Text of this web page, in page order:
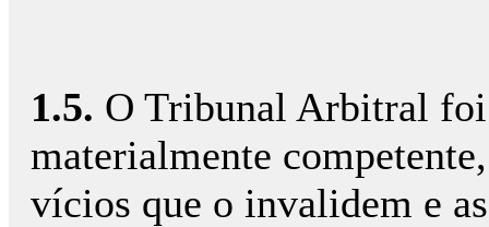
1.5. O Tribunal Arbitral
materialmente
vícios que o invalidem e